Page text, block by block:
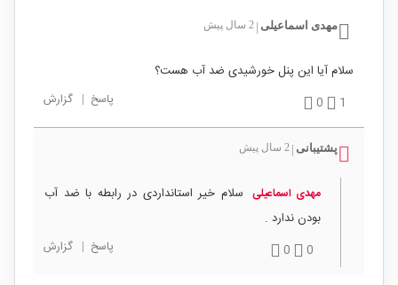
مهدی اسماعیلی 2 سال پیش
سلام آیا این پنل خورشیدی ضد آب هست؟
1
0 پاسخ | گزارش
پشتیبانی 2 سال پیش
مهدی اسماعیلی سلام خیر استانداردی در رابطه با ضد آب
بودن ندارد .
0
0 پاسخ | گزارش